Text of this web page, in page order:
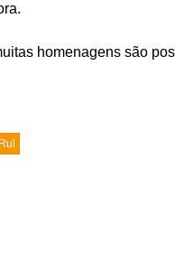
homenagens são